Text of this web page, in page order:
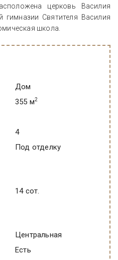
церковь Василия
гимназии Святителя Василия
школа.
Дом
355 м2
4
под отделку
14 сот.
Центральная
есть